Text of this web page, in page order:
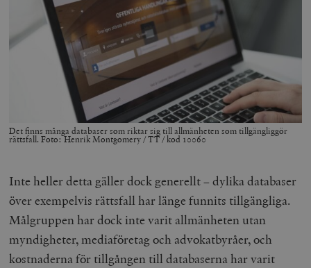
Det finns många databaser som riktar sig till allmänheten som tillgängliggör
rättsfall. Foto: Henrik Montgomery / TT / kod 10060
Inte heller detta gäller dock generellt – dylika databaser
över exempelvis rättsfall har länge funnits tillgängliga.
Målgruppen har dock inte varit allmänheten utan
myndigheter, mediaföretag och advokatbyråer, och
kostnaderna för tillgången till databaserna har varit